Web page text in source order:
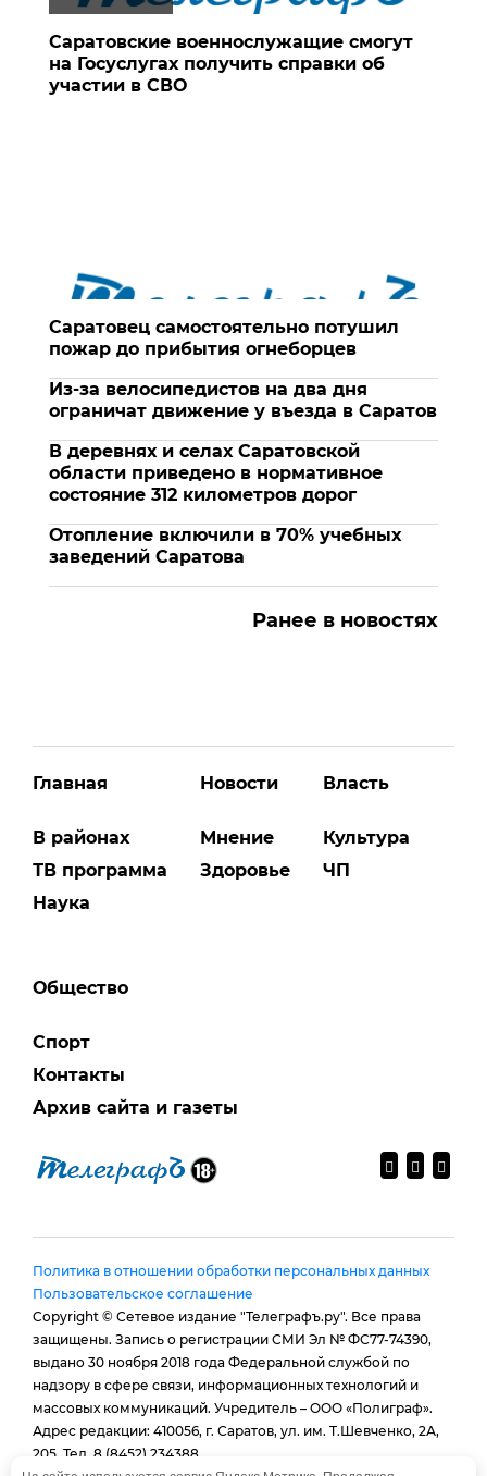
Саратовские военнослужащие смогут
на Госуслугах получить справки об
участии в СВО
Саратовец самостоятельно потушил
пожар до прибытия огнеборцев
Из-за велосипедистов на два дня
ограничат движение у въезда в Саратов
В деревнях и селах Саратовской
области приведено в нормативное
состояние 312 километров дорог
Отопление включили в 70% учебных
заведений Саратова
Ранее в новостях
Главная
В районах
ТВ программа
Наука
Новости
Мнение
Здоровье
Власть
Культура
ЧП
Общество
Спорт
Контакты
Архив сайта и газеты
Политика в отношении обработки персональных данных
Пользовательское соглашение
Copyright © Сетевое издание "Телеграфъ.ру". Все права
защищены. Запись о регистрации СМИ Эл № ФС77-74390,
выдано 30 ноября 2018 года Федеральной службой по
надзору в сфере связи, информационных технологий и
массовых коммуникаций. Учредитель – ООО «Полиграф».
Адрес редакции: 410056, г. Саратов, ул. им. Т.Шевченко, 2А,
205. Тел. 8 (8452) 234388.